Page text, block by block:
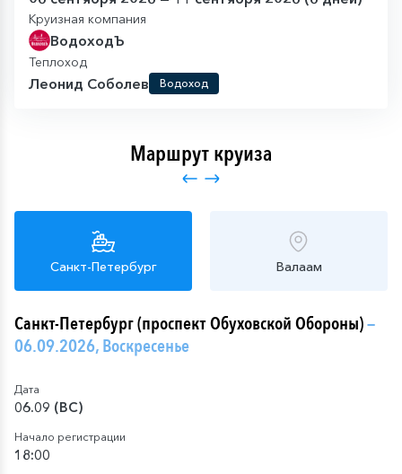
Круизная компания
ВодоходЪ
Теплоход
Леонид Соболев Водоход
Маршрут круиза
Санкт-Петербург Валаам
Санкт-Петербург (проспект Обуховской Обороны)—
06.09.2026, Воскресенье
Дата
06.09 (ВС)
Начало регистрации
18:00